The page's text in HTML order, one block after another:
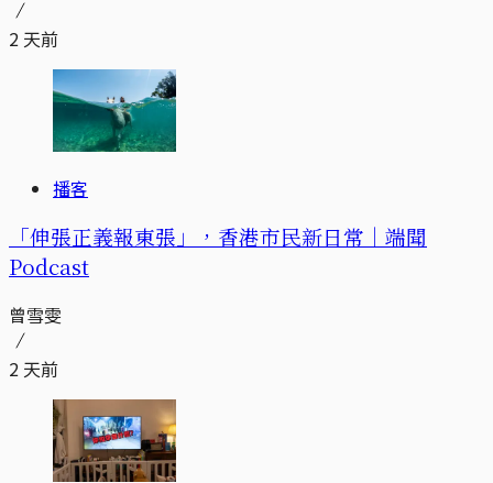
2 天前
播客
「伸張正義報東張」，香港市民新日常｜端聞
Podcast
曾雪雯
2 天前